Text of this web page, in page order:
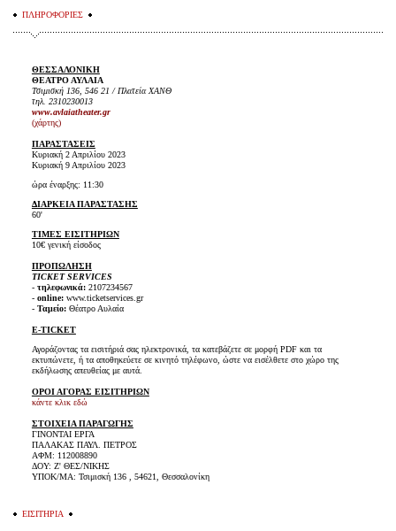
ΠΛΗΡΟΦΟΡΙΕΣ
ΘΕΣΣΑΛΟΝΙΚΗ
ΘΕΑΤΡΟ ΑΥΛΑΙΑ
Τσιμισκή 136, 546 21 / Πλατεία ΧΑΝΘ
τηλ. 2310230013
www.avlaiatheater.gr
(χάρτης)
ΠΑΡΑΣΤΑΣΕΙΣ
Κυριακή 2 Απριλίου 2023
Κυριακή 9 Απριλίου 2023
ώρα έναρξης: 11:30
ΔΙΑΡΚΕΙΑ ΠΑΡΑΣΤΑΣΗΣ
60'
ΤΙΜΕΣ ΕΙΣΙΤΗΡΙΩΝ
10€ γενική είσοδος
ΠΡΟΠΩΛΗΣΗ
TICKET SERVICES
- τηλεφωνικά:2107234567
- online:www.ticketservices.gr
- Ταμείο:Θέατρο Αυλαία
E-TICKET
Αγοράζοντας τα εισιτήριά σας ηλεκτρονικά, τα κατεβάζετε σε μορφή PDF και τα
εκτυπώνετε, ή τα αποθηκεύετε σε κινητό τηλέφωνο, ώστε να εισέλθετε στο χώρο της
εκδήλωσης απευθείας με αυτά.
ΟΡΟΙ ΑΓΟΡΑΣ ΕΙΣΙΤΗΡΙΩΝ
κάντε κλικ εδώ
ΣΤΟΙΧΕΙΑ ΠΑΡΑΓΩΓΗΣ
ΓΙΝΟΝΤΑΙ ΕΡΓΑ
ΠΑΛΑΚΑΣ ΠΑΥΛ. ΠΕΤΡΟΣ
ΑΦΜ: 112008890
ΔΟΥ: Ζ' ΘΕΣ/ΝΙΚΗΣ
ΥΠΟΚ/ΜΑ: Τσιμισκή 136 , 54621, Θεσσαλονίκη
ΕΙΣΙΤΗΡΙΑ